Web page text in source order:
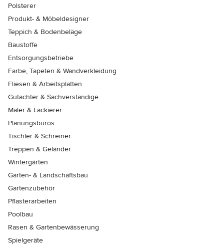
Polsterer
Produkt- & Möbeldesigner
Teppich & Bodenbeläge
Baustoffe
Entsorgungsbetriebe
Farbe, Tapeten & Wandverkleidung
Fliesen & Arbeitsplatten
Gutachter & Sachverständige
Maler & Lackierer
Planungsbüros
Tischler & Schreiner
Treppen & Geländer
Wintergärten
Garten- & Landschaftsbau
Gartenzubehör
Pflasterarbeiten
Poolbau
Rasen & Gartenbewässerung
Spielgeräte